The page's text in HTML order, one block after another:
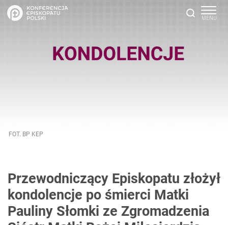
FOT. BP KEP
Przewodniczący Episkopatu złożył
kondolencje po śmierci Matki
Pauliny Słomki ze Zgromadzenia